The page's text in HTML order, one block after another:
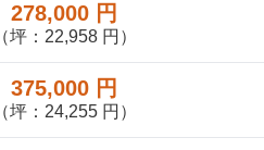
278,000 円
（坪：22,958 円）
375,000 円
（坪：24,255 円）